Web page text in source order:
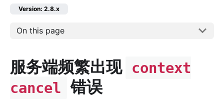
Version: 2.8.x
On this page
服务端频繁出现 context
cancel 错误